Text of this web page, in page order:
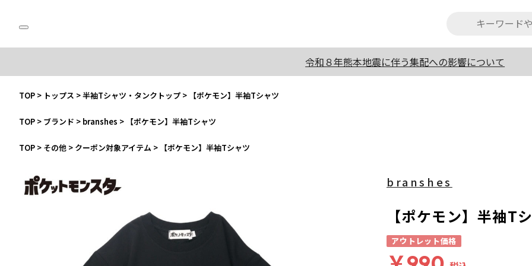
令和８年熊本地震に伴う集配への影響について
TOP > トップス >半袖Tシャツ・タンクトップ > 【ポケモン】半袖Tシャツ
TOP > ブランド > branshes > 【ポケモン】半袖Tシャツ
TOP > その他 > クーポン対象アイテム > 【ポケモン】半袖Tシャツ
branshes
【ポケモン】半袖T
アウトレット価格